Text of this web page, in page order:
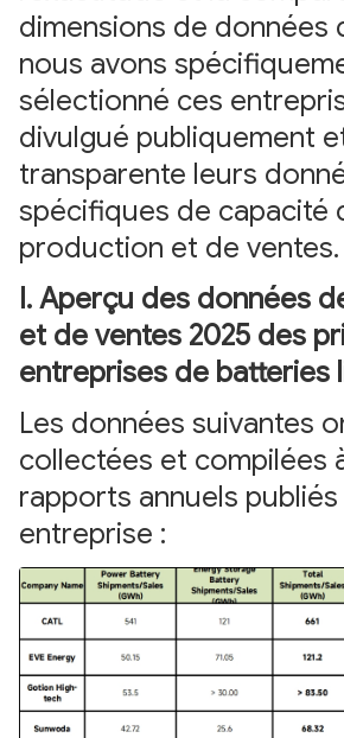
dimensions de données
nous avons
sélectionné ces
divulgué publiquement
transparente leurs
spécifiques de capacité
production et de ventes.
I. Aperçu des données
et de ventes 2025 des
entreprises de batteries
Les données suivantes
collectées et compilées
rapports annuels
entreprise :